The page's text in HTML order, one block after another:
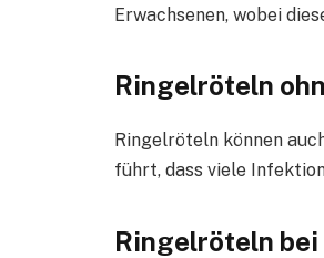
Erwachsenen, wobei
Ringelröteln
Ringelröteln können
führt, dass viele
Ringelröteln bei